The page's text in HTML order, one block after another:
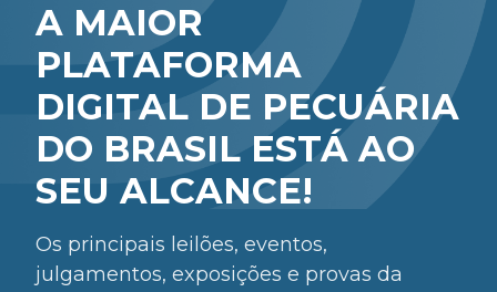
A MAIOR
PLATAFORMA
DIGITAL DE PECUÁRIA
DO BRASIL ESTÁ AO
SEU ALCANCE!
Os principais leilões, eventos,
julgamentos, exposições e provas da